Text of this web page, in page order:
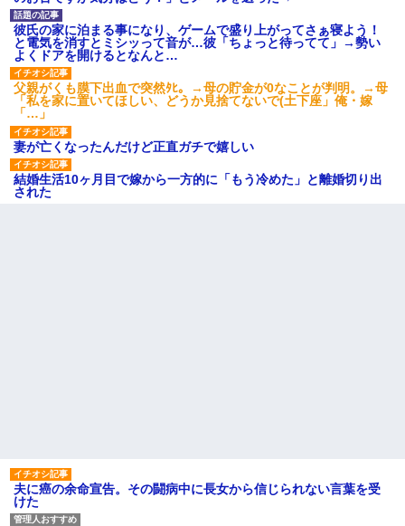
彼氏の家に泊まる事になり、ゲームで盛り上がってさぁ寝よう！
と電気を消すとミシッって音が…彼「ちょっと待ってて」→勢い
よくドアを開けるとなんと…
父親がくも膜下出血で突然ﾀﾋ。→母の貯金が0なことが判明。→母
「私を家に置いてほしい、どうか見捨てないで(土下座」俺・嫁
「…」
妻が亡くなったんだけど正直ガチで嬉しい
結婚生活10ヶ月目で嫁から一方的に「もう冷めた」と離婚切り出
された
夫に癌の余命宣告。その闘病中に長女から信じられない言葉を受
けた